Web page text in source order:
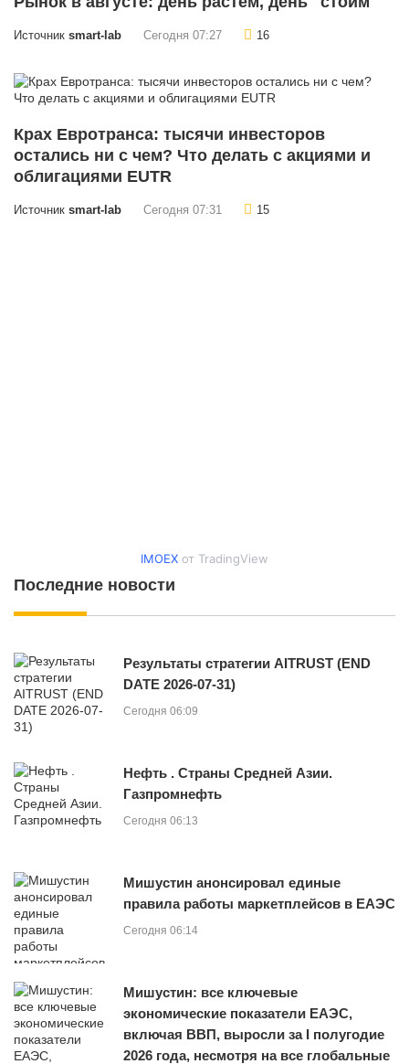
Источник smart-lab Сегодня 07:27 16
Крах Евротранса: тысячи инвесторов
остались ни с чем? Что делать с акциями и
облигациями EUTR
Источник smart-lab Сегодня 07:31 15
IMOEX от TradingView
Последние новости
Результаты стратегии AITRUST (END
DATE 2026-07-31)
Сегодня 06:09
Нефть . Страны Средней Азии.
Газпромнефть
Сегодня 06:13
Мишустин анонсировал единые
правила работы маркетплейсов в ЕАЭС
Сегодня 06:14
Мишустин: все ключевые
экономические показатели ЕАЭС,
включая ВВП, выросли за I полугодие
2026 года, несмотря на все глобальные